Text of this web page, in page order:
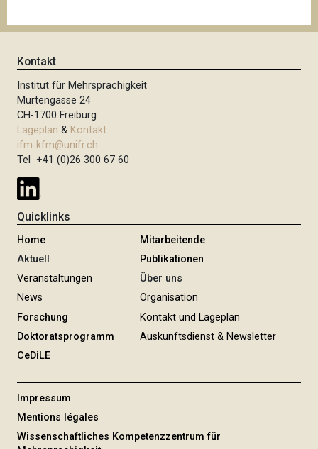
Kontakt
Institut für Mehrsprachigkeit
Murtengasse 24
CH-1700 Freiburg
Lageplan & Kontakt
ifm-kfm@unifr.ch
Tel +41 (0)26 300 67 60
Quicklinks
Home
Aktuell
Veranstaltungen
News
Forschung
Doktoratsprogramm
CeDiLE
Mitarbeitende
Publikationen
Über uns
Organisation
Kontakt und Lageplan
Auskunftsdienst & Newsletter
Impressum
Mentions légales
Wissenschaftliches Kompetenzzentrum für